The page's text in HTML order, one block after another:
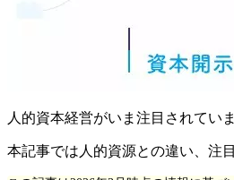
人的資本経営がいま注目されてい
本記事では人的資源との違い、注